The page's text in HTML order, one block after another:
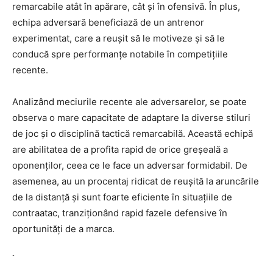
remarcabile atât în apărare, cât și în ofensivă. În plus,
echipa adversară beneficiază de un antrenor
experimentat, care a reușit să le motiveze și să le
conducă spre performanțe notabile în competițiile
recente.
Analizând meciurile recente ale adversarelor, se poate
observa o mare capacitate de adaptare la diverse stiluri
de joc și o disciplină tactică remarcabilă. Această echipă
are abilitatea de a profita rapid de orice greșeală a
oponenților, ceea ce le face un adversar formidabil. De
asemenea, au un procentaj ridicat de reușită la aruncările
de la distanță și sunt foarte eficiente în situațiile de
contraatac, tranziționând rapid fazele defensive în
oportunități de a marca.